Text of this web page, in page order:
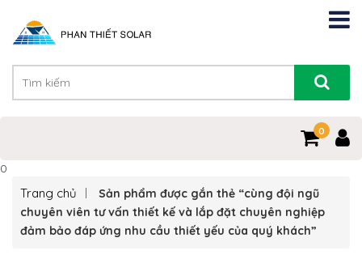
0
0
Trang chủ
Sản phẩm được gắn thẻ “cùng đội ngũ
chuyên viên tư vấn thiết kế và lắp đặt chuyên nghiệp
đảm bảo đáp ứng nhu cầu thiết yếu của quý khách”